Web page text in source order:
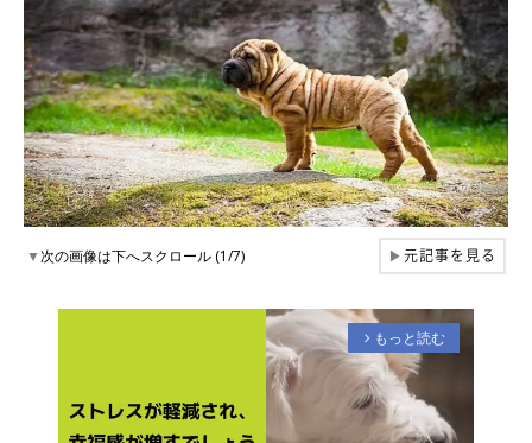
▼次の画像は下へスクロール (1/7) ▶元記事を見る
arrow_forward_ios もっと読む